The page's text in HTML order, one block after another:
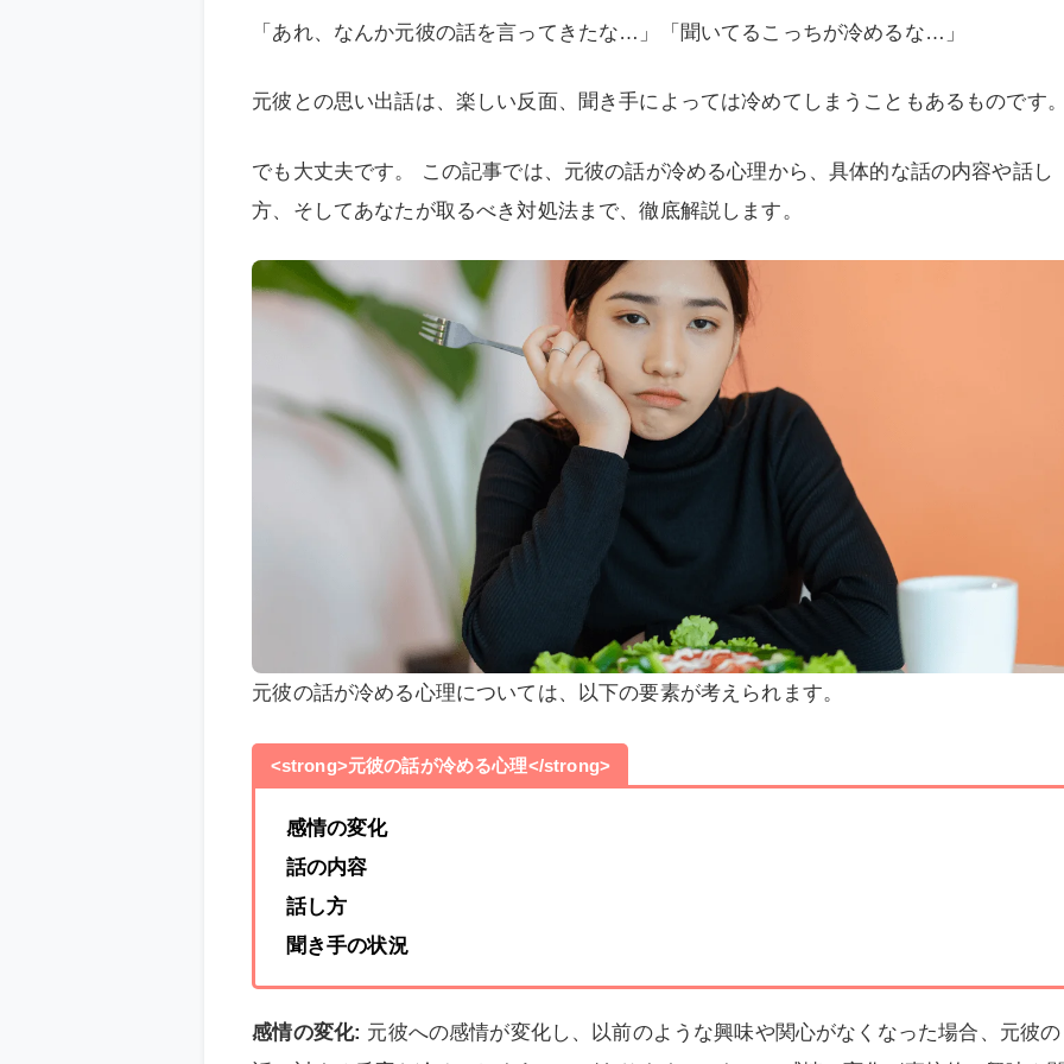
「あれ、なんか元彼の話を言ってきたな…」「聞いてるこっちが冷めるな…」
元彼との思い出話は、楽しい反面、聞き手によっては冷めてしまうこともあるものです
でも大丈夫です。 この記事では、元彼の話が冷める心理から、具体的な話の内容や話し
方、そしてあなたが取るべき対処法まで、徹底解説します。
元彼の話が冷める心理については、以下の要素が考えられます。
<strong>元彼の話が冷める心理</strong>
感情の変化
話の内容
話し方
聞き手の状況
感情の変化: 元彼への感情が変化し、以前のような興味や関心がなくなった場合、元彼の